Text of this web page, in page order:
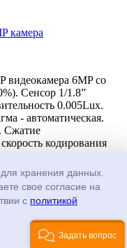
камера
видеокамера 6MP со
Сенсор 1/1.8”
0.005Lux.
- автоматическая.
Сжатие
кодирования
HLC, ROI, DIS,
Аудио вход/
карта до 64Gb.
IR ON). Диапазон
пуск при -30°C,
110×377mm.
зависаний Hardware
Встроенный
хранения данных.
свое согласие на
с политикой
Задать вопрос